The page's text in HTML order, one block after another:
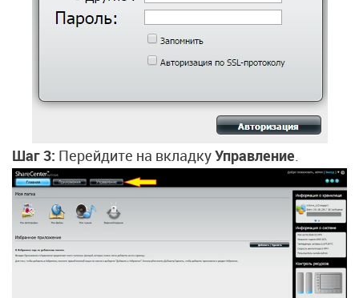
Шаг 3: Перейдите на вкладкуУправление.